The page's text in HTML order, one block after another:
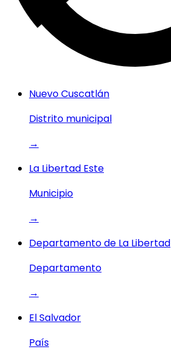
Nuevo Cuscatlán
Distrito municipal
→
La Libertad Este
Municipio
→
Departamento de La Libertad
Departamento
→
El Salvador
País